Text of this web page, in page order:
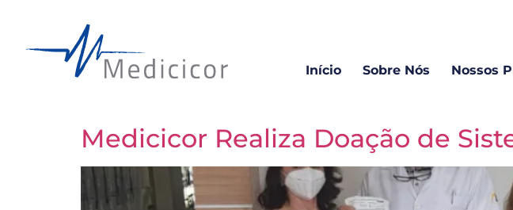
Início Sobre Nós Nossos
Medicicor Realiza Doação de